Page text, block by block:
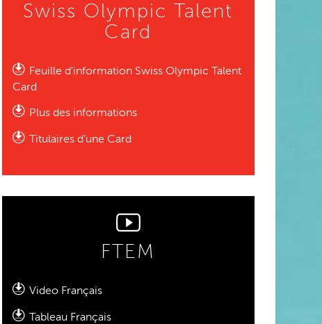
Swiss Olympic Talent
Card
Feuille d'information Swiss Olympic Talent
Card
Plus des informations
Titulaires d’une Card
FTEM
Video Français
Tableau Français